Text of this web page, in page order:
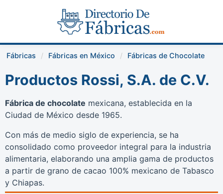
Fábricas Fábricas en México Fábricas de Chocolate
Productos Rossi, S.A. de C.V.
Fábrica de chocolate mexicana, establecida en la
Ciudad de México desde 1965.
Con más de medio siglo de experiencia, se ha
consolidado como proveedor integral para la industria
alimentaria, elaborando una amplia gama de productos
a partir de grano de cacao 100% mexicano de Tabasco
y Chiapas.